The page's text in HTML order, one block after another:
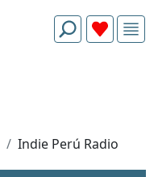
Indie Perú Radio